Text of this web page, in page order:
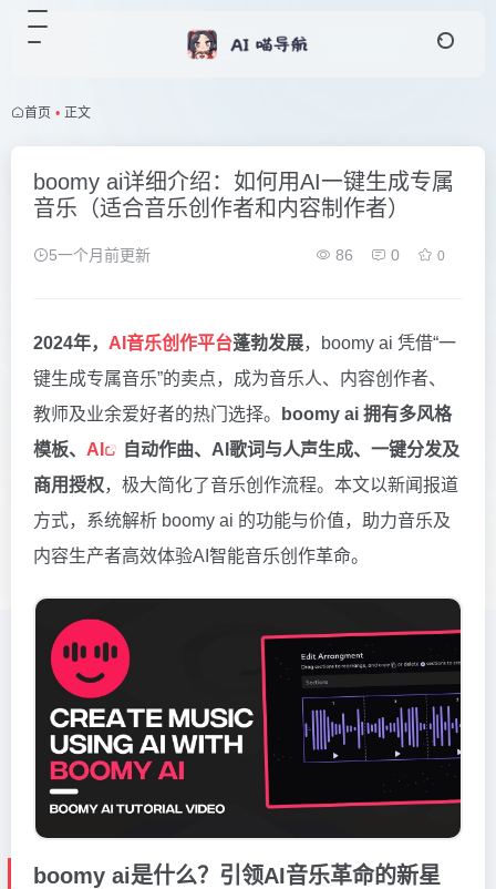
首页 • 正文
boomy ai详细介绍：如何用AI一键生成专属
音乐（适合音乐创作者和内容制作者）
5一个月前更新 86 0 0
2024年， AI音乐创作平台蓬勃发展，boomy ai 凭借“一
键生成专属音乐”的卖点，成为音乐人、内容创作者、
教师及业余爱好者的热门选择。
boomy ai 拥有多风格
模板、 AI
自动作曲、AI歌词与人声生成、一键分发及
商用授权，极大简化了音乐创作流程。本文以新闻报道
方式，系统解析 boomy ai 的功能与价值，助力音乐及
内容生产者高效体验AI智能音乐创作革命。
boomy ai是什么？引领AI音乐革命的新星